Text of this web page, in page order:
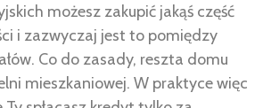
możesz zakupić jakąś część
i zazwyczaj jest to pomiędzy
Co do zasady, reszta domu
mieszkaniowej. W praktyce więc